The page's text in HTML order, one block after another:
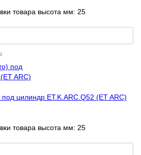
товара высота мм: 25
цилиндр ET.K.ARC.Q52 (ET ARC)
товара высота мм: 25